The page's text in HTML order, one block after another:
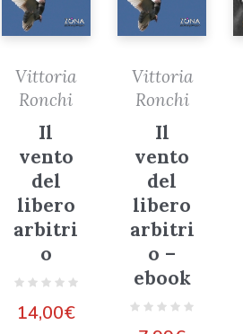
Vittoria
Ronchi
Il
vento
del
libero
arbitri
o
14,00€
Vittoria
Ronchi
Il
vento
del
libero
arbitri
o –
ebook